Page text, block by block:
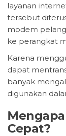
layanan
tersebut
modem
ke perangkat
Karena
dapat
banyak
digunakan
Cepat?